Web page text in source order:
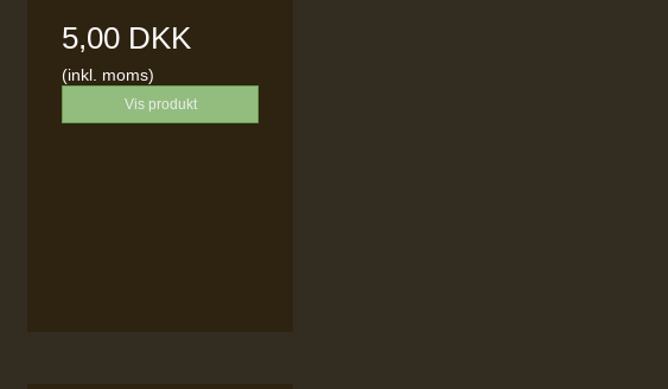
5,00 DKK
(inkl. moms)
Vis produkt